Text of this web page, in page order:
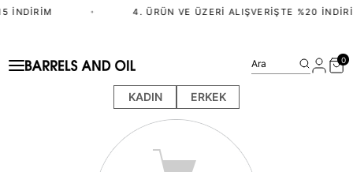
İNDIRIM • 4. ÜRÜN VE ÜZERI ALIŞVERIŞTE %20
KADIN ERKEK
Ara 0